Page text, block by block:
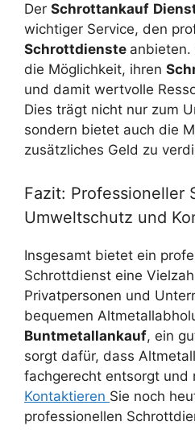
Der Schrottankauf
wichtiger Service, den
Schrottdienste anbieten.
die Möglichkeit, ihren
und damit wertvolle
Dies trägt nicht nur zum
sondern bietet auch die
zusätzliches Geld zu
Fazit: Professioneller
Umweltschutz und
Insgesamt bietet ein
Schrottdienst eine
Privatpersonen und
bequemen
Buntmetallankauf, ein
sorgt dafür, dass
fachgerecht entsorgt und
Kontaktieren Sie noch
professionellen